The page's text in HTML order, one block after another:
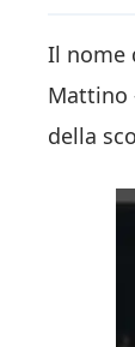
Il nome
Mattino
della